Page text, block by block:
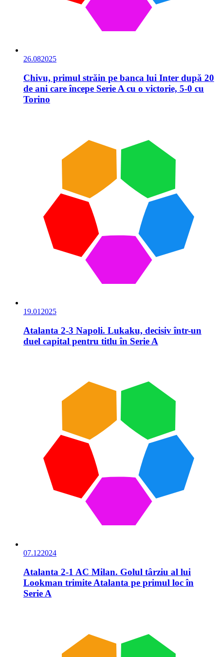
26.082025
Chivu, primul străin pe banca lui Inter după 20
de ani care începe Serie A cu o victorie, 5-0 cu
Torino
19.01 2025
Atalanta 2-3 Napoli. Lukaku, decisiv într-un
duel capital pentru titlu în Serie A
07.122024
Atalanta 2-1 AC Milan. Golul târziu al lui
Lookman trimite Atalanta pe primul loc în
Serie A